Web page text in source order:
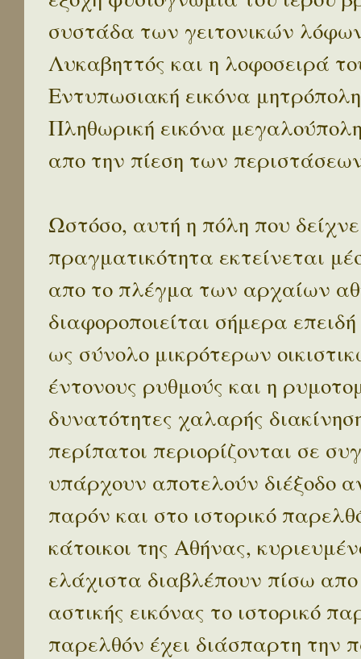
συστάδα των γειτονικών
Λυκαβηττός και η λοφοσειρά
Εντυπωσιακή εικόνα
Πληθωρική εικόνα
απο την πίεση των
Ωστόσο, αυτή η πόλη που
πραγματικότητα εκτείνεται
απο το πλέγμα των αρχαίων
διαφοροποιείται σήμερα
ως σύνολο μικρότερων
έντονους ρυθμούς και η
δυνατότητες χαλαρής
περίπατοι περιορίζονται σε
υπάρχουν αποτελούν διέξοδο
παρόν και στο ιστορικό
κάτοικοι της Αθήνας,
ελάχιστα διαβλέπουν πίσω
αστικής εικόνας το ιστορικό
παρελθόν έχει διάσπαρτη την